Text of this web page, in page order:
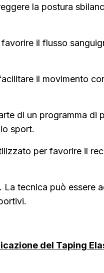
la postura
il flusso
il movimento
di un programma di
sport.
per favorire il
tecnica può essere
del Taping